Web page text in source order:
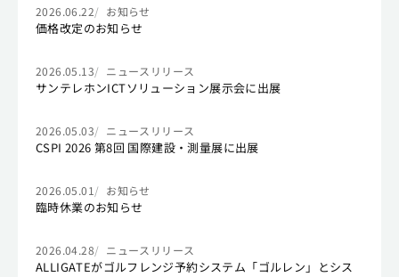
2026.06.22 お知らせ
価格改定のお知らせ
2026.05.13 ニュースリリース
サンテレホンICTソリューション展示会に出展
2026.05.03 ニュースリリース
CSPI 2026 第8回 国際建設・測量展に出展
2026.05.01 お知らせ
臨時休業のお知らせ
2026.04.28 ニュースリリース
ALLIGATEがゴルフレンジ予約システム「ゴルレン」とシス